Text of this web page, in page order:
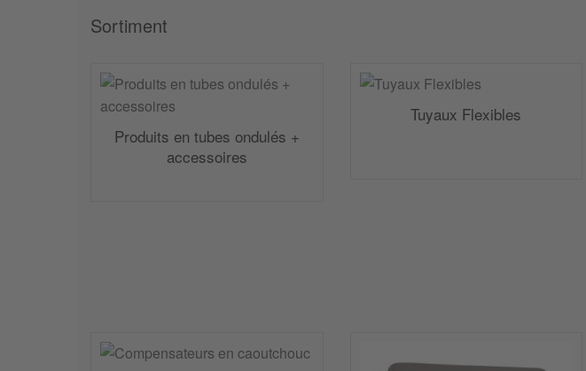
Sortiment
Produits en tubes ondulés +
accessoires
Tuyaux Flexibles